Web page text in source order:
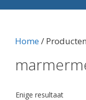
Home/
Enige resultaat